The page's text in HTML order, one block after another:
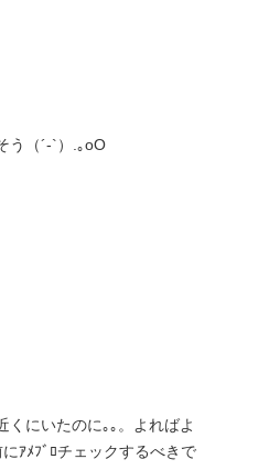
う（´-`）.｡oO
にいたのに｡｡。よればよ
ｱﾒﾌﾞﾛチェックするべきで